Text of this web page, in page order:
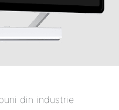
din industrie